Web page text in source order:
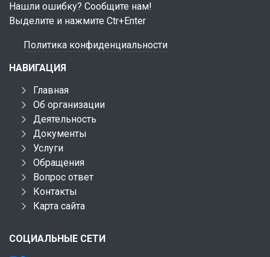
Нашли ошибку? Сообщите нам!
Выделите и нажмите Ctr+Enter
Политика конфиденциальности
НАВИГАЦИЯ
Главная
Об организации
Деятельность
Документы
Услуги
Обращения
Вопрос ответ
Контакты
Карта сайта
СОЦИАЛЬНЫЕ СЕТИ